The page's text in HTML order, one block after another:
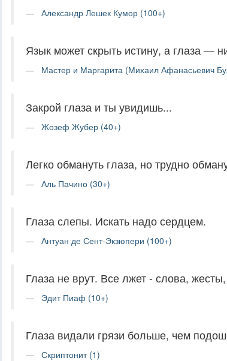
Александр Лешек Кумор (100+)
Язык может скрыть истину, а глаза —
Мастер и Маргарита (Михаил Афанасьевич
Закрой глаза и ты увидишь...
Жозеф Жубер (40+)
Легко обмануть глаза, но трудно
Аль Пачино (30+)
Глаза слепы. Искать надо сердцем.
Антуан де Сент-Экзюпери (100+)
Глаза не врут. Все лжет - слова,
Эдит Пиаф (10+)
Глаза видали грязи больше, чем
Скриптонит (1)